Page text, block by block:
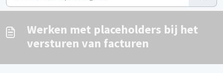
Werken met placeholders bij het
versturen van facturen